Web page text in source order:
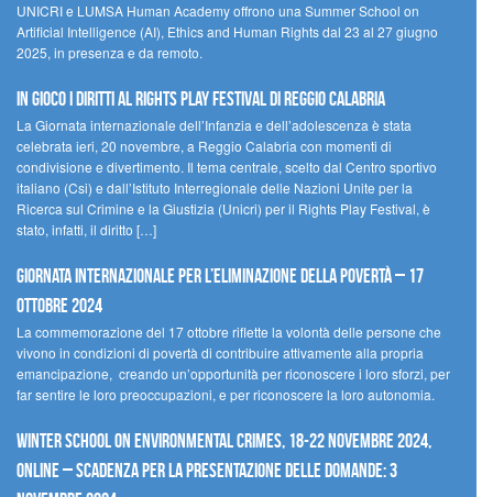
UNICRI e LUMSA Human Academy offrono una Summer School on
Artificial Intelligence (AI), Ethics and Human Rights dal 23 al 27 giugno
2025, in presenza e da remoto.
In gioco i diritti al Rights Play Festival di Reggio Calabria
La Giornata internazionale dell’Infanzia e dell’adolescenza è stata
celebrata ieri, 20 novembre, a Reggio Calabria con momenti di
condivisione e divertimento. Il tema centrale, scelto dal Centro sportivo
italiano (Csi) e dall’Istituto Interregionale delle Nazioni Unite per la
Ricerca sul Crimine e la Giustizia (Unicri) per il Rights Play Festival, è
stato, infatti, il diritto […]
Giornata internazionale per l’eliminazione della povertà – 17
ottobre 2024
La commemorazione del 17 ottobre riflette la volontà delle persone che
vivono in condizioni di povertà di contribuire attivamente alla propria
emancipazione, creando un’opportunità per riconoscere i loro sforzi, per
far sentire le loro preoccupazioni, e per riconoscere la loro autonomia.
Winter School on Environmental Crimes, 18-22 novembre 2024,
Online – Scadenza per la presentazione delle domande: 3